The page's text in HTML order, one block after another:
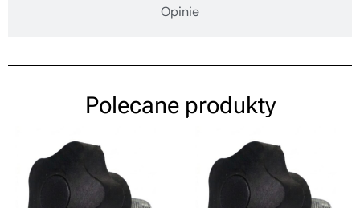
Opinie
Polecane produkty